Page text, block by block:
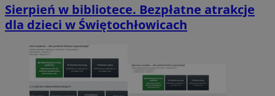
Sierpień w bibliotece. Bezpłatne atrakcje
dla dzieci w Świętochłowicach